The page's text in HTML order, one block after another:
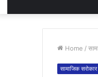
Home /
सामाजिक सरोकार